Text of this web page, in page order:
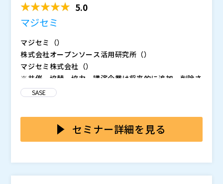
5.0
マジセミ
マジセミ（）
株式会社オープンソース活用研究所（）
マジセミ株式会社（）
※共催、協賛、協力、講演企業は将来的に追加、削除さ
れる可能性があります。
SASE
セミナー詳細を見る